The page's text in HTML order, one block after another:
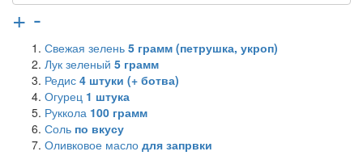
+ -
Свежая зелень 5 грамм (петрушка, укроп)
Лук зеленый 5 грамм
Редис 4 штуки (+ ботва)
Огурец 1 штука
Руккола 100 грамм
Соль по вкусу
Оливковое масло для запрвки